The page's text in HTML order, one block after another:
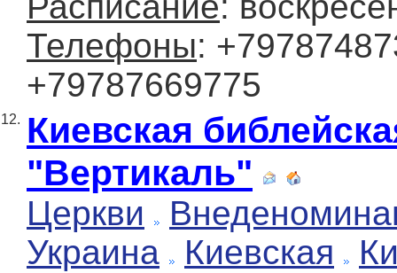
Телефоны:
+79787669775
12. Киевская
"Вертикаль"
Церкви
Украина
Киевская